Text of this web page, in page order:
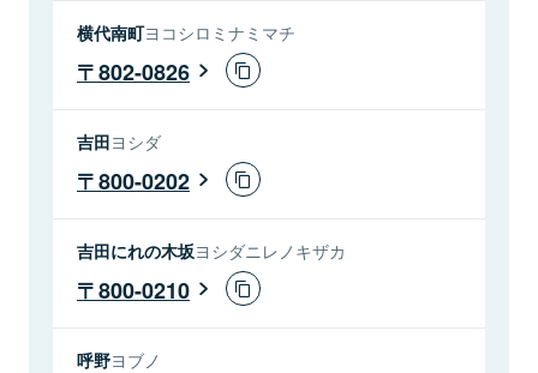
横代南町ヨコシロミナミマチ
802-0826
吉田ヨシダ
800-0202
吉田にれの木坂ヨシダニレノキザカ
800-0210
呼野ヨブノ